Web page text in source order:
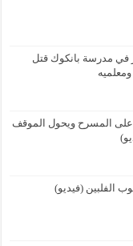
في مدرسة بانكوك قتل
المسرح ويحول الموقف